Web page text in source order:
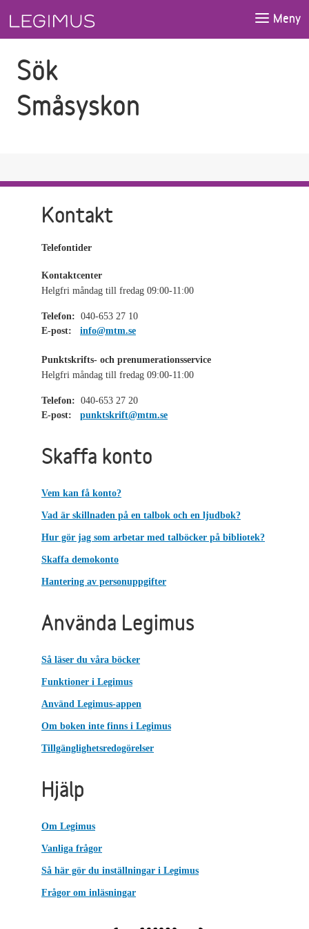
Meny
Sök
Småsyskon
Kontakt
Telefontider
Kontaktcenter
Helgfri måndag till fredag 09:00-11:00
Telefon: 040-653 27 10
E-post:
info@mtm.se
Punktskrifts- och prenumerationsservice
Helgfri måndag till fredag 09:00-11:00
Telefon: 040-653 27 20
E-post:
punktskrift@mtm.se
Skaffa konto
Vem kan få konto?
Vad är skillnaden på en talbok och en ljudbok?
Hur gör jag som arbetar med talböcker på bibliotek?
Skaffa demokonto
Hantering av personuppgifter
Använda Legimus
Så läser du våra böcker
Funktioner i Legimus
Använd Legimus-appen
Om boken inte finns i Legimus
Tillgänglighetsredogörelser
Hjälp
Om Legimus
Vanliga frågor
Så här gör du inställningar i Legimus
Frågor om inläsningar